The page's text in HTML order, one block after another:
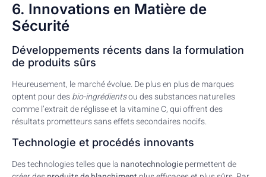
6. Innovations en Matière de
Sécurité
Développements récents dans la formulation
de produits sûrs
Heureusement, le marché évolue. De plus en plus de marques
optent pour desbio-ingrédientsou des substances naturelles
comme l’extrait de réglisse et la vitamine C, qui offrent des
résultats prometteurs sans effets secondaires nocifs.
Technologie et procédés innovants
Des technologies telles que la nanotechnologiepermettent de